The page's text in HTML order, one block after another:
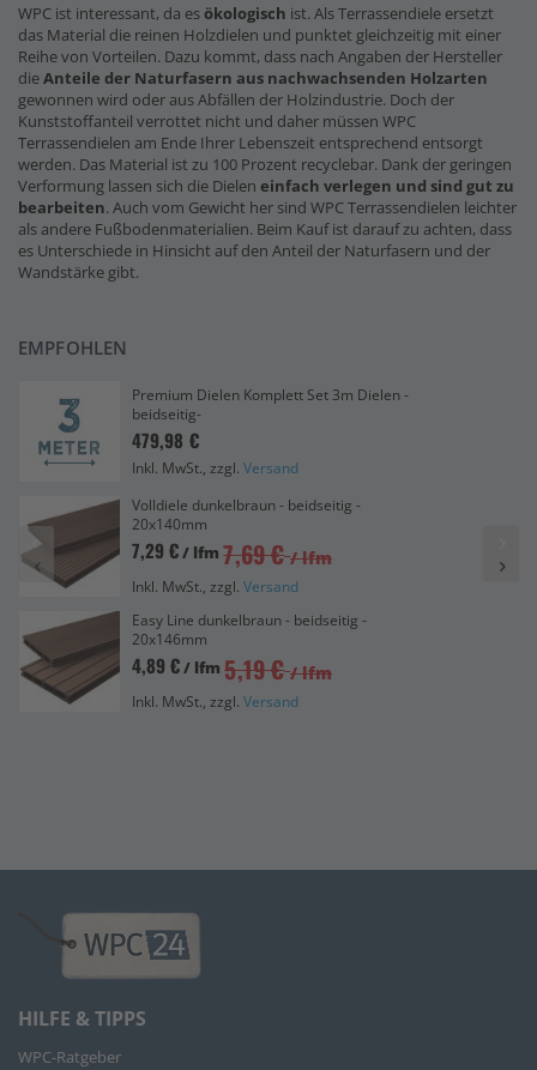
WPC ist interessant, da esökologisch ist. Als Terrassendiele ersetzt
das Material die reinen Holzdielen und punktet gleichzeitig mit einer
Reihe von Vorteilen. Dazu kommt, dass nach Angaben der Hersteller
dieAnteile der Naturfasern aus nachwachsenden Holzarten
gewonnen wird oder aus Abfällen der Holzindustrie. Doch der
Kunststoffanteil verrottet nicht und daher müssen WPC
Terrassendielen am Ende Ihrer Lebenszeit entsprechend entsorgt
werden. Das Material ist zu 100 Prozent recyclebar. Dank der geringen
Verformung lassen sich die Dielen einfach verlegen und sind gut zu
bearbeiten. Auch vom Gewicht her sind WPC Terrassendielen leichter
als andere Fußbodenmaterialien. Beim Kauf ist darauf zu achten, dass
es Unterschiede in Hinsicht auf den Anteil der Naturfasern und der
Wandstärke gibt.
EMPFOHLEN
Premium Dielen Komplett Set 3m Dielen -
beidseitig-
479,98 €
Inkl. MwSt., zzgl. Versand
Volldiele dunkelbraun - beidseitig -
20x140mm
7,29 €/ lfm 7,69 € / lfm
Inkl. MwSt., zzgl. Versand
Easy Line dunkelbraun - beidseitig -
20x146mm
4,89 €/ lfm 5,19 € / lfm
Inkl. MwSt., zzgl. Versand
HILFE & TIPPS
WPC-Ratgeber